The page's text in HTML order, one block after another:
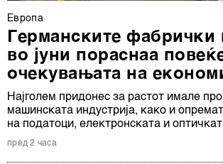
Европа
Германските фабрички
во јуни пораснаа
очекувањата на
Најголем придонес за растот имале
машинската индустрија, како и
на податоци, електронската и
пред 2 часа